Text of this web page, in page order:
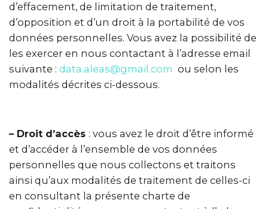
d’effacement, de limitation de traitement,
d’opposition et d’un droit à la portabilité de vos
données personnelles. Vous avez la possibilité de
les exercer en nous contactant à l’adresse email
suivante : data.aleas@gmail.com ou selon les
modalités décrites ci-dessous.
– Droit d’accès : vous avez le droit d’être informé
et d’accéder à l’ensemble de vos données
personnelles que nous collectons et traitons
ainsi qu’aux modalités de traitement de celles-ci
en consultant la présente charte de